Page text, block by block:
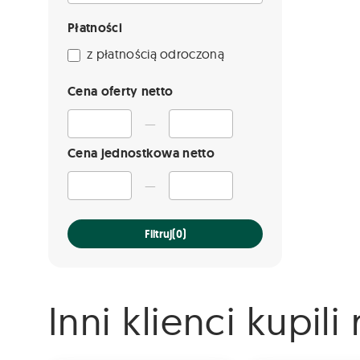
Płatności
z płatnością odroczoną
Cena oferty netto
—
Cena jednostkowa netto
—
Filtruj(0)
Inni klienci kupili